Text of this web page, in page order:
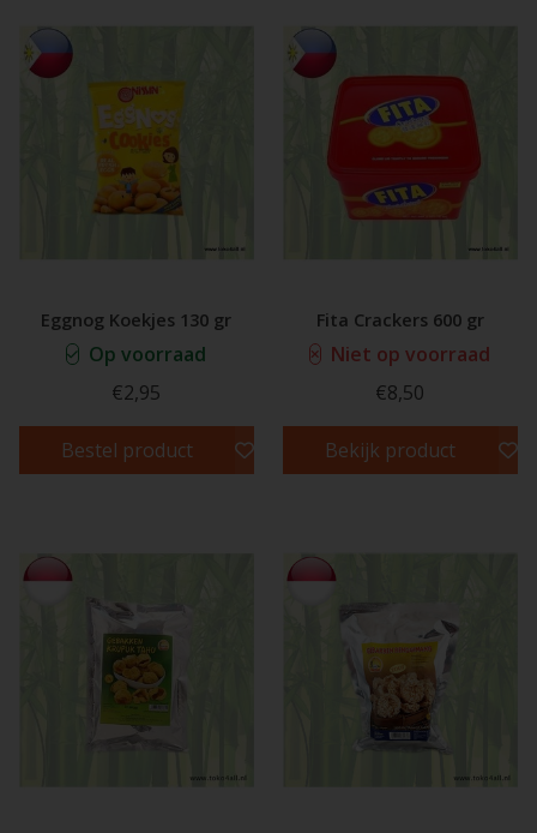
Eggnog Koekjes 130 gr
Op voorraad
€2,95
Bestel product
Fita Crackers 600 gr
Niet op voorraad
€8,50
Bekijk product